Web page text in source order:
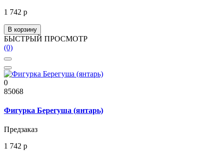
1 742 р
В корзину
БЫСТРЫЙ ПРОСМОТР
(0)
0
85068
Фигурка Берегуша (янтарь)
Предзаказ
1 742 р